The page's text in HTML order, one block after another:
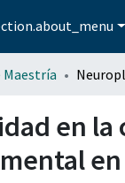
Maestría
en